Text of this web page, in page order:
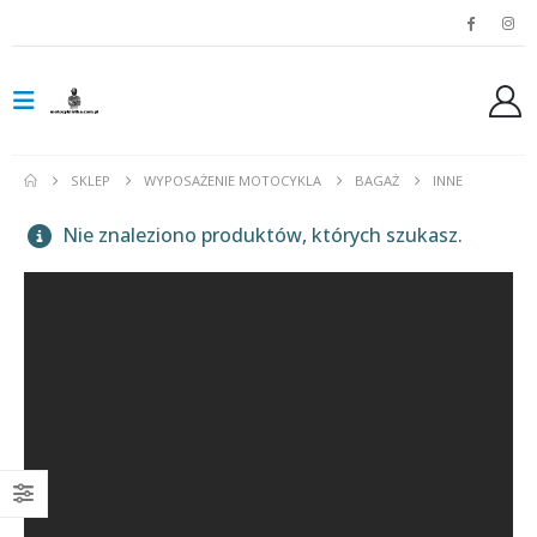
SKLEP WYPOSAŻENIE MOTOCYKLA BAGAŻ INNE
Nie znaleziono produktów, których szukasz.